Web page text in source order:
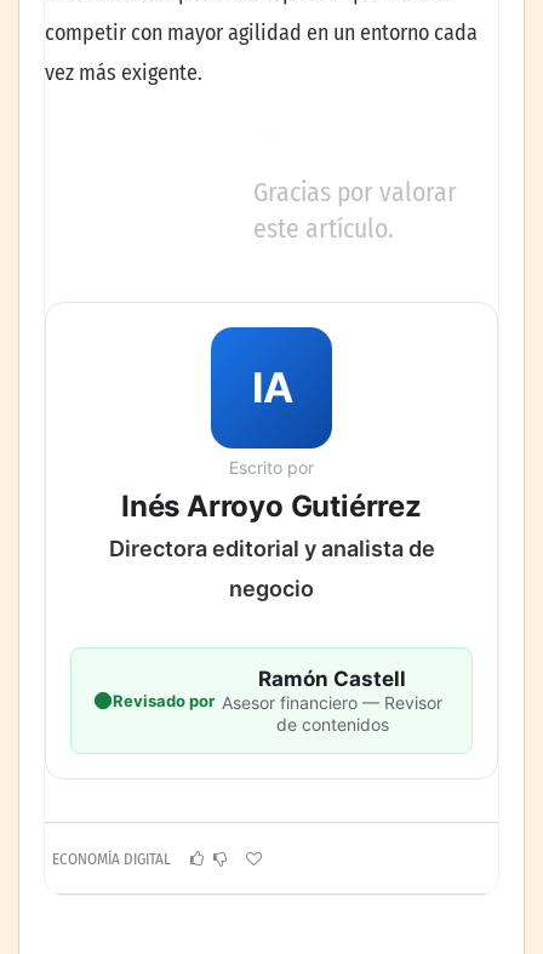
competir con mayor agilidad en un entorno cada
vez más exigente.
Gracias por valorar
este artículo.
IA
Escrito por
Inés Arroyo Gutiérrez
Directora editorial y analista de
negocio
Revisado por
Ramón Castell
Asesor financiero — Revisor
de contenidos
ECONOMÍA DIGITAL